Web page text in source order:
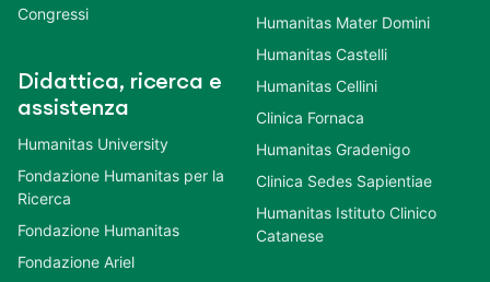
Congressi
Didattica, ricerca e
assistenza
Humanitas University
Fondazione Humanitas per la
Ricerca
Fondazione Humanitas
Fondazione Ariel
Humanitas Mater Domini
Humanitas Castelli
Humanitas Cellini
Clinica Fornaca
Humanitas Gradenigo
Clinica Sedes Sapientiae
Humanitas Istituto Clinico
Catanese